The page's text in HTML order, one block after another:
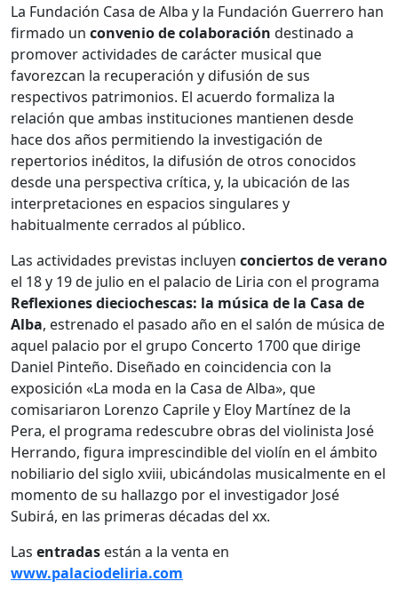
La Fundación Casa de Alba y la Fundación Guerrero han
ﬁrmado un convenio de colaboración destinado a
promover actividades de carácter musical que
favorezcan la recuperación y difusión de sus
respectivos patrimonios. El acuerdo formaliza la
relación que ambas instituciones mantienen desde
hace dos años permitiendo la investigación de
repertorios inéditos, la difusión de otros conocidos
desde una perspectiva crítica, y, la ubicación de las
interpretaciones en espacios singulares y
habitualmente cerrados al público.
Las actividades previstas incluyen conciertos de verano
el 18 y 19 de julio en el palacio de Liria con el programa
Reﬂexiones dieciochescas: la música de la Casa de
Alba, estrenado el pasado año en el salón de música de
aquel palacio por el grupo Concerto 1700 que dirige
Daniel Pinteño. Diseñado en coincidencia con la
exposición «La moda en la Casa de Alba», que
comisariaron Lorenzo Caprile y Eloy Martínez de la
Pera, el programa redescubre obras del violinista José
Herrando, ﬁgura imprescindible del violín en el ámbito
nobiliario del siglo xviii, ubicándolas musicalmente en el
momento de su hallazgo por el investigador José
Subirá, en las primeras décadas del xx.
Las entradas están a la venta en
www.palaciodeliria.com